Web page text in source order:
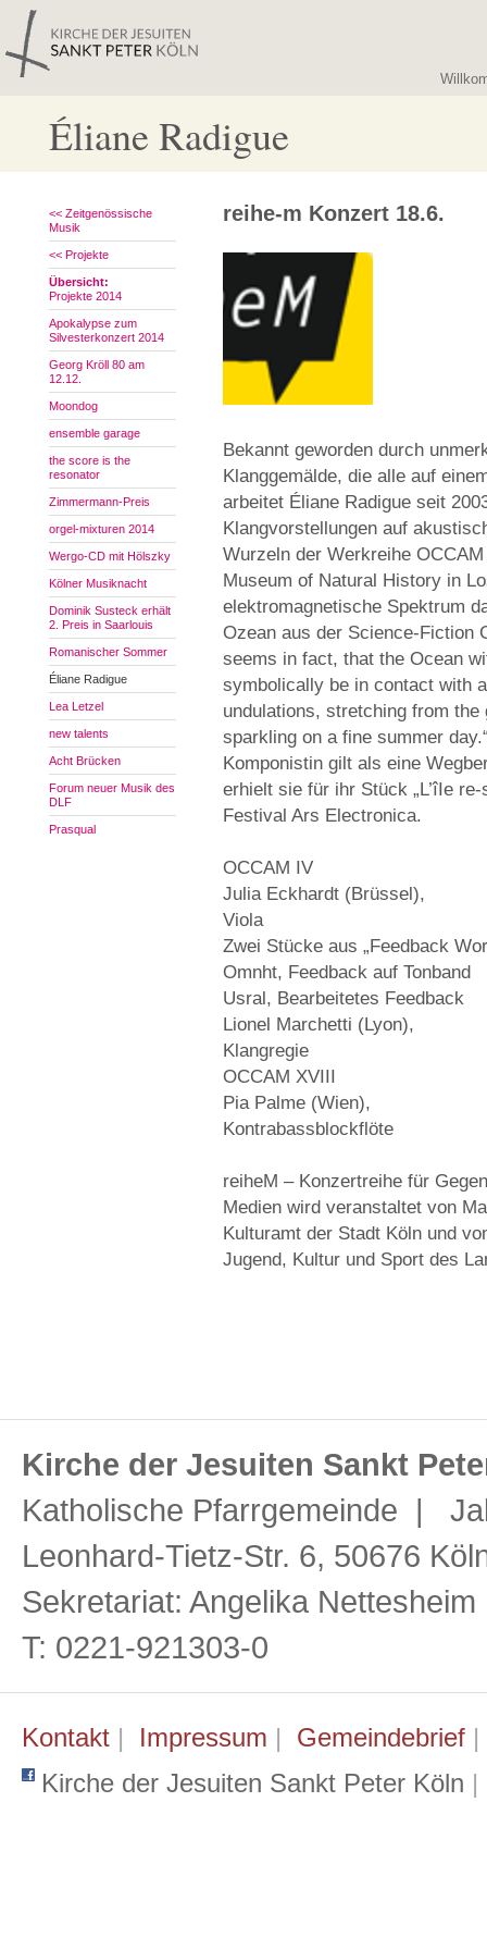
Éliane Radigue
<< Zeitgenössische
Musik
<< Projekte
Übersicht:
Projekte 2014
Apokalypse zum
Silvesterkonzert 2014
Georg Kröll 80 am
12.12.
Moondog
ensemble garage
the score is the
resonator
Zimmermann-Preis
orgel-mixturen 2014
Wergo-CD mit Hölszky
Kölner Musiknacht
Dominik Susteck erhält
2. Preis in Saarlouis
Romanischer Sommer
Éliane Radigue
Lea Letzel
new talents
Acht Brücken
Forum neuer Musik des
DLF
Prasqual
reihe-m Konzert 18.6.
Bekannt geworden durch
Klanggemälde, die alle auf
arbeitet Éliane Radigue seit
Klangvorstellungen auf
Wurzeln der Werkreihe
Museum of Natural History in
elektromagnetische Spektrum
Ozean aus der Science-Fiction
seems in fact, that the Ocean
symbolically be in contact with
undulations, stretching from
sparkling on a fine summer
Komponistin gilt als eine
erhielt sie für ihr Stück „L’îIe
Festival Ars Electronica.
OCCAM IV
Julia Eckhardt (Brüssel),
Viola
Zwei Stücke aus „Feedback
Omnht, Feedback auf Tonband
Usral, Bearbeitetes Feedback
Lionel Marchetti (Lyon),
Klangregie
OCCAM XVIII
Pia Palme (Wien),
Kontrabassblockflöte
reiheM – Konzertreihe für
Medien wird veranstaltet von
Kulturamt der Stadt Köln und
Jugend, Kultur und Sport des
Kirche der Jesuiten Sankt
Katholische Pfarrgemeinde |
Leonhard-Tietz-Str. 6, 50676
Sekretariat: Angelika
T: 0221-921303-0
Kontakt | Impressum | Gemeindebrief
Kirche der Jesuiten Sankt Peter Köln